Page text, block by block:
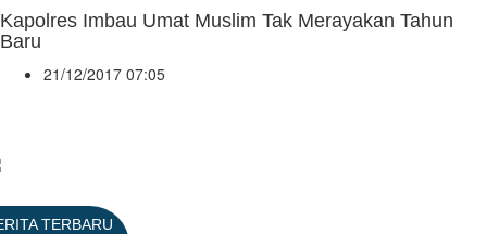
Kapolres Imbau Umat Muslim Tak Merayakan Tahun
Baru
21/12/2017 07:05
TERBARU